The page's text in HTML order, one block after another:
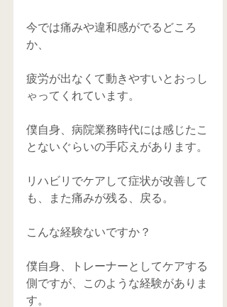
今では痛みや違和感がでるどころ
か、
疲労が出なくて動きやすいとおっし
ゃってくれています。
僕自身、病院業務時代には感じたこ
とないぐらいの手応えがあります。
リハビリでケアして症状が改善して
も、また痛みが残る、戻る。
こんな経験ないですか？
僕自身、トレーナーとしてケアする
側ですが、このような経験がありま
す。